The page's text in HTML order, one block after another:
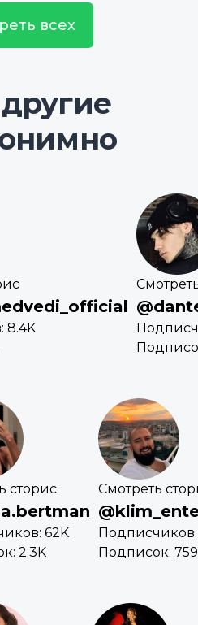
всех
8.4K
сторис
62K
2.3K
Смотреть
Подписчиков:
Подписок: 759